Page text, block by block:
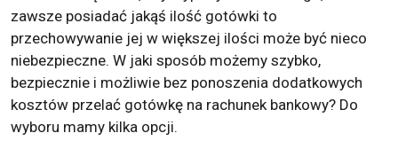
zawsze posiadać jakąś ilość gotówki to
przechowywanie jej w większej ilości może być nieco
niebezpieczne. W jaki sposób możemy szybko,
bezpiecznie i możliwie bez ponoszenia dodatkowych
kosztów przelać gotówkę na rachunek bankowy? Do
wyboru mamy kilka opcji.